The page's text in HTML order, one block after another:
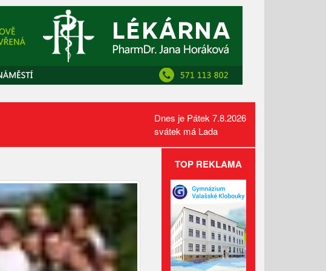
Požár pole v Lidečku vznikl při
sklizňových pracích. Oheň
zastavili hasiči
Kamerový systém nově dohlíží
na skatepark v Luhačovicích
Přehled kulturních akcí v okolí
Dnes je Pátek 7.8.2026
svátek má Lada
TOP REKLAMA